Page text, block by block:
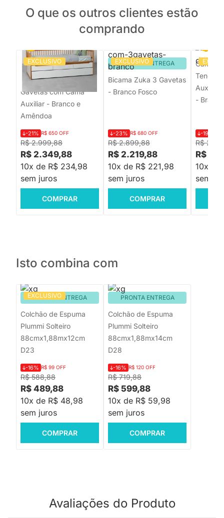
O que os outros clientes estão
comprando
EXCLUSIVO
PRONTA ENTREGA
Bicama Nanda 3
Gavetas com Cama
Auxiliar - Branco e
Amêndoa
R$ 2.999,88
-21% R$ 650 OFF
R$ 2.349,88
10x de R$ 234,98
sem juros
COMPRAR
EXCLUSIVO
PRONTA ENTREGA
Bicama Zuka 3 Gavetas
- Branco Fosco
R$ 2.899,88
-23% R$ 680 OFF
R$ 2.219,88
10x de R$ 221,98
sem juros
COMPRAR
Cama
Tenda
Auxiliar
-
R$
-19%
R$
10x de
sem
Isto combina com
EXCLUSIVO
PRONTA ENTREGA
Colchão de Espuma
Plummi Solteiro
88cmx1,88mx12cm
D23
R$ 588,88
-16% R$ 99 OFF
R$ 489,88
10x de R$ 48,98
sem juros
COMPRAR
PRONTA ENTREGA
Colchão de Espuma
Plummi Solteiro
88cmx1,88mx14cm
D28
R$ 719,88
-16% R$ 120 OFF
R$ 599,88
10x de R$ 59,98
sem juros
COMPRAR
Avaliações do Produto